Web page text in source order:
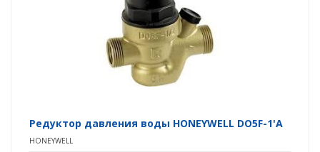
Редуктор давления воды HONEYWELL DO5F-1'А
HONEYWELL